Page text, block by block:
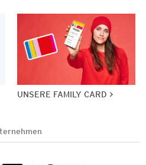
UNSERE FAMILY CARD